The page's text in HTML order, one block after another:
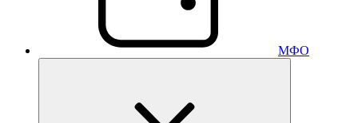
МФО